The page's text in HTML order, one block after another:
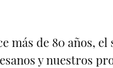
más de 80 años,
y nuestros